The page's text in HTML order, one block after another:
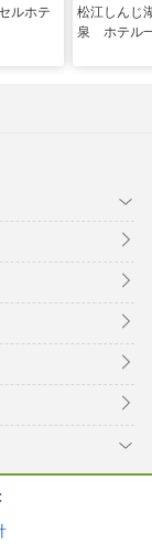
ルホテ
松江しんじ
泉 ホテル